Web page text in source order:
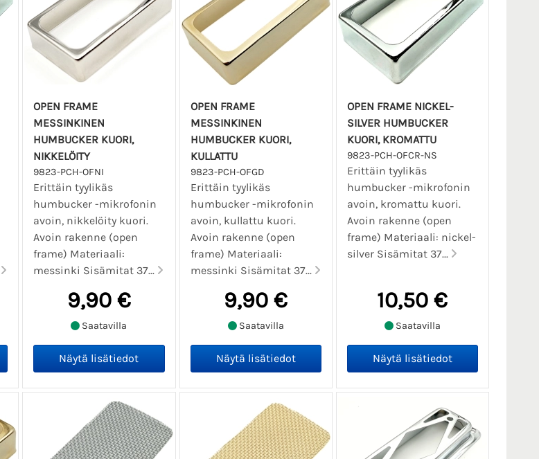
OPEN FRAME
MESSINKINEN
HUMBUCKER KUORI,
NIKKELÖITY
9823-PCH-OFNI
Erittäin tyylikäs
humbucker -mikrofonin
avoin, nikkelöity kuori.
Avoin rakenne (open
frame) Materiaali:
messinki Sisämitat 37...
9,90 €
Saatavilla
OPEN FRAME
MESSINKINEN
HUMBUCKER KUORI,
KULLATTU
9823-PCH-OFGD
Erittäin tyylikäs
humbucker -mikrofonin
avoin, kullattu kuori.
Avoin rakenne (open
frame) Materiaali:
messinki Sisämitat 37...
9,90 €
Saatavilla
OPEN FRAME NICKEL-
SILVER HUMBUCKER
KUORI, KROMATTU
9823-PCH-OFCR-NS
Erittäin tyylikäs
humbucker -mikrofonin
avoin, kromattu kuori.
Avoin rakenne (open
frame) Materiaali: nickel-
silver Sisämitat 37...
10,50 €
Saatavilla